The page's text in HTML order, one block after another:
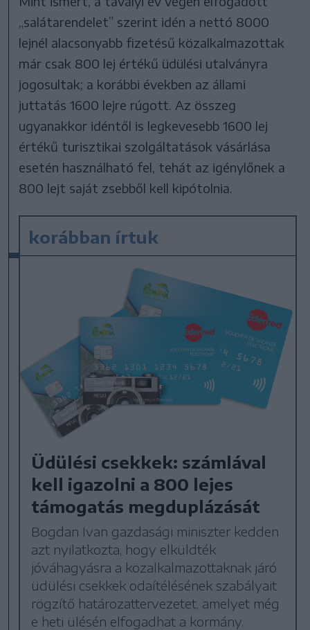
„salátarendelet” szerint idén a nettó 8000
lejnél alacsonyabb fizetésű közalkalmazottak
már csak 800 lej értékű üdülési utalványra
jogosultak; a korábbi években az állami
juttatás 1600 lejre rúgott. Az összeg
ugyanakkor idéntől is legkevesebb 1600 lej
értékű turisztikai szolgáltatások vásárlása
esetén használható fel, tehát az igénylőnek a
800 lejt saját zsebből kell kipótolnia.
korábban írtuk
Üdülési csekkek: számlával
kell igazolni a 800 lejes
támogatás megduplázását
Bogdan Ivan gazdasági miniszter kedden
azt nyilatkozta, hogy elküldték
jóváhagyásra a közalkalmazottaknak járó
üdülési csekkek odaítélésének szabályait
rögzítő határozattervezetet, amelyet még
e heti ülésén elfogadhat a kormány.